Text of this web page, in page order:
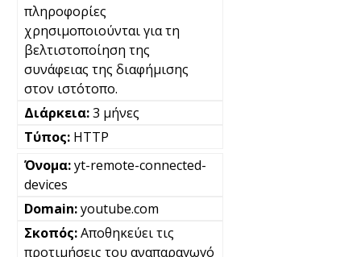
πληροφορίες
χρησιμοποιούνται για τη
βελτιστοποίηση της
συνάφειας της διαφήμισης
στον ιστότοπο.
3 μήνες
HTTP
yt-remote-connected-
devices
youtube.com
Αποθηκεύει τις
προτιμήσεις του αναπαραγωγό